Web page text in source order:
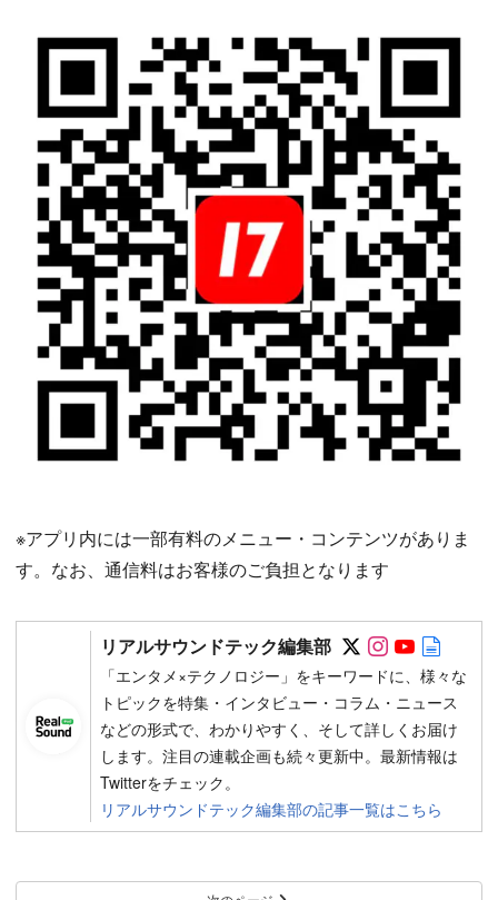
※アプリ内には一部有料のメニュー・コンテンツがありま
す。なお、通信料はお客様のご負担となります
リアルサウンドテック編集部 Follow on
Follow on
Follow
「エンタメ×テクノロジー」をキーワードに、様々な
トピックを特集・インタビュー・コラム・ニュース
などの形式で、わかりやすく、そして詳しくお届け
します。注目の連載企画も続々更新中。最新情報は
Twitterをチェック。
リアルサウンドテック編集部の記事一覧はこちら